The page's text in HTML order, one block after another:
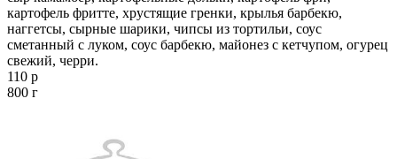
картофель фритте, хрустящие гренки, крылья барбекю,
наггетсы, сырные шарики, чипсы из тортильи, соус
сметанный с луком, соус барбекю, майонез с кетчупом, огурец
свежий, черри.
110 р
800 г